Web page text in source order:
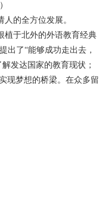
的全方位发展。
植于北外的外语教育经典
出了“能够成功走出去，
发达国家的教育现状；
现梦想的桥梁。在众多留